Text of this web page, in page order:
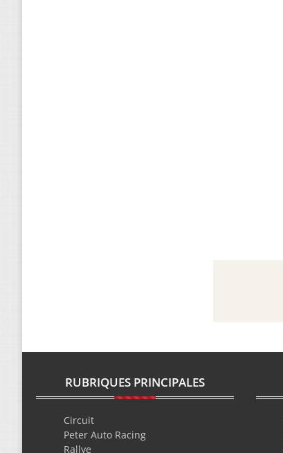
RUBRIQUES PRINCIPALES
Circuit
Peter Auto Racing
Rallye